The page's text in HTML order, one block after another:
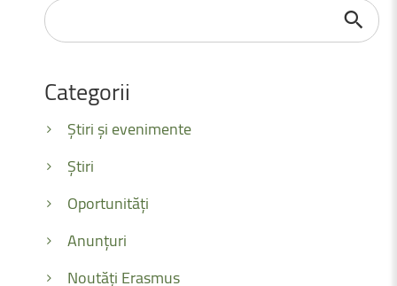
Căutare
...
Categorii
Știri și evenimente
Știri
Oportunități
Anunțuri
Noutăți Erasmus